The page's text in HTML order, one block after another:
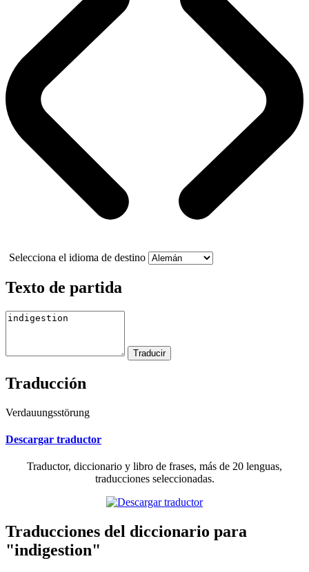
Selecciona el idioma de destino
Texto de partida
Traducción
Verdauungsstörung
Descargar traductor
Traductor, diccionario y libro de frases, más de 20 lenguas,
traducciones seleccionadas.
Traducciones del diccionario para
"indigestion"